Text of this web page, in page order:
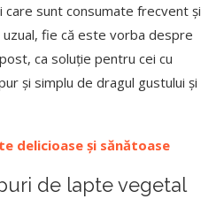
sunt consumate frecvent și
fie că este vorba despre
ca soluție pentru cei cu
și simplu de dragul gustului și
delicioase și sănătoase
de lapte vegetal